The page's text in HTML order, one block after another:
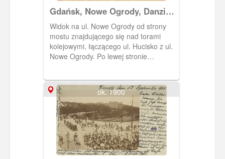
Gdańsk, Nowe Ogrody, Danzig
Neugarten
Widok na ul. Nowe Ogrody od strony
mostu znajdującego się nad torami
kolejowymi, łączącego ul. Hucisko z ul.
Nowe Ogrody. Po lewej stronie
stronie - budynek sądu.
ok. 1900